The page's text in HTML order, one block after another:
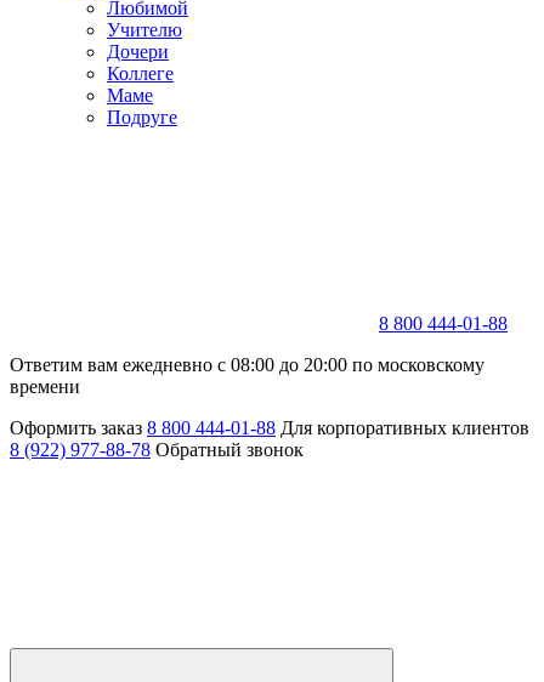
Любимой
Учителю
Дочери
Коллеге
Маме
Подруге
8 800 444-01-88
Ответим вам ежедневно с 08:00 до 20:00 по московскому
времени
Оформить заказ 8 800 444-01-88 Для корпоративных клиентов
8 (922) 977-88-78 Обратный звонок